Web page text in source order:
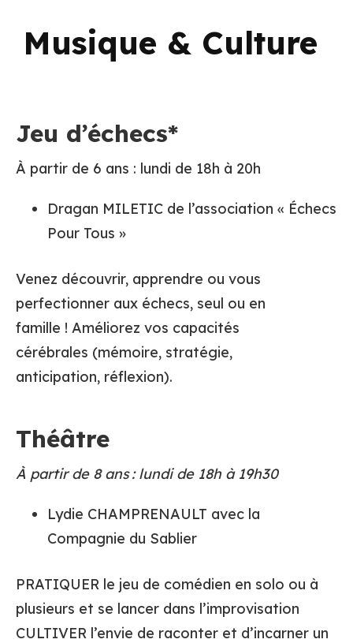
Musique & Culture
Jeu d’échecs*
À partir de 6 ans : lundi de 18h à 20h
Dragan MILETIC de l’association « Échecs
Pour Tous »
Venez découvrir, apprendre ou vous
perfectionner aux échecs, seul ou en
famille ! Améliorez vos capacités
cérébrales (mémoire, stratégie,
anticipation, réflexion).
Théâtre
À partir de 8 ans : lundi de 18h à 19h30
Lydie CHAMPRENAULT avec la
Compagnie du Sablier
PRATIQUER le jeu de comédien en solo ou à
plusieurs et se lancer dans l’improvisation
CULTIVER l’envie de raconter et d’incarner un